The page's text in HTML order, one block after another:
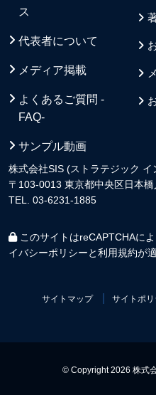
ス
代表者について
メディア掲載
よくあるご質問 -
FAQ-
サンプル動画
株式会社SIS (ストラテジック
〒103-0013 東京都中央区日本
TEL. 03-6231-1885
このサイトはreCAPTCHAに
イバシーポリシーと利用規約が
サイトマップ サイトポリ
© Copyright 2026 株式